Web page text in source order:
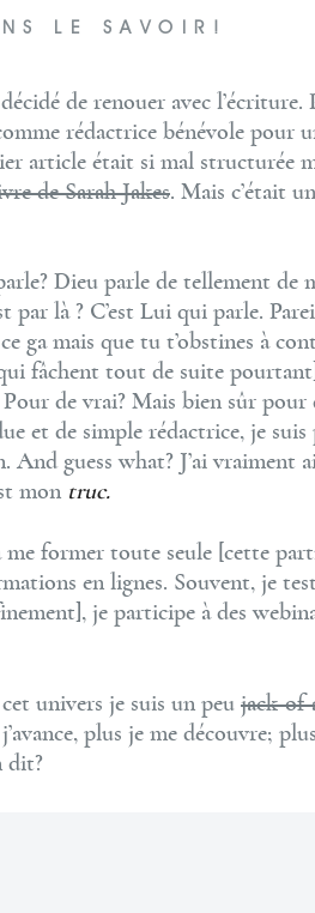
LE SAVOIR!
décidé de renouer avec
rédactrice bénévole pour
article était si mal structurée
de Sarah Jakes. Mais c’était
Dieu parle de tellement
par là ? C’est Lui qui parle.
ga mais que tu t’obstines à
fâchent tout de suite
Pour de vrai? Mais bien sûr
et de simple rédactrice, je suis
And guess what? J’ai vraiment
mon truc.
me former toute seule [cette
en lignes. Souvent, je
je participe à des
univers je suis un peu jack-
plus je me découvre;
dit?